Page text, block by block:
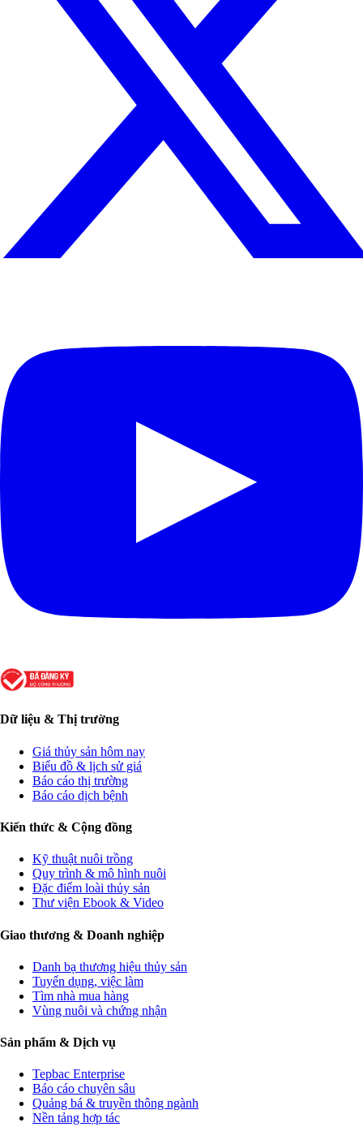
Dữ liệu & Thị trường
Giá thủy sản hôm nay
Biểu đồ & lịch sử giá
Báo cáo thị trường
Báo cáo dịch bệnh
Kiến thức & Cộng đồng
Kỹ thuật nuôi trồng
Quy trình & mô hình nuôi
Đặc điểm loài thủy sản
Thư viện Ebook & Video
Giao thương & Doanh nghiệp
Danh bạ thương hiệu thủy sản
Tuyển dụng, việc làm
Tìm nhà mua hàng
Vùng nuôi và chứng nhận
Sản phẩm & Dịch vụ
Tepbac Enterprise
Báo cáo chuyên sâu
Quảng bá & truyền thông ngành
Nền tảng hợp tác